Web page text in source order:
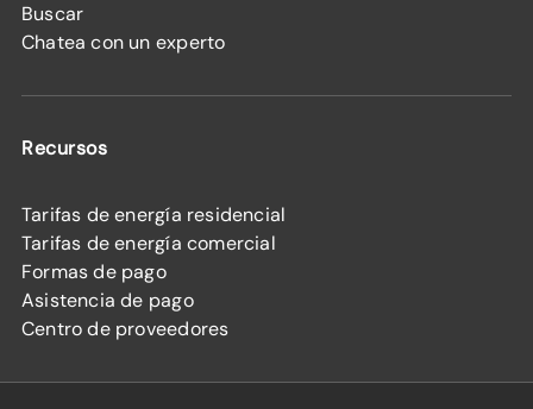
Buscar
Chatea con un experto
Recursos
Tarifas de energía residencial
Tarifas de energía comercial
Formas de pago
Asistencia de pago
Centro de proveedores